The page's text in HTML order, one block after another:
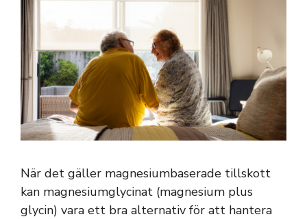
När det gäller magnesiumbaserade tillskott
kan magnesiumglycinat (magnesium plus
glycin) vara ett bra alternativ för att hantera